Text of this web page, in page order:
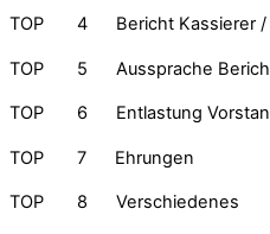
TOP 4 Bericht Kassierer /
TOP 5 Aussprache
TOP 6 Entlastung
TOP 7 Ehrungen
TOP 8 Verschiedenes